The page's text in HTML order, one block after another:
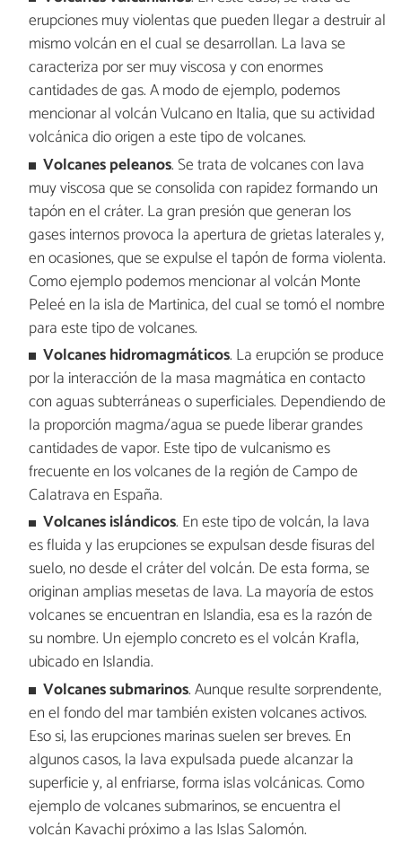
erupciones muy violentas que pueden llegar a destruir al
mismo volcán en el cual se desarrollan. La lava se
caracteriza por ser muy viscosa y con enormes
cantidades de gas. A modo de ejemplo, podemos
mencionar al volcán Vulcano en Italia, que su actividad
volcánica dio origen a este tipo de volcanes.
Volcanes peleanos. Se trata de volcanes con lava
muy viscosa que se consolida con rapidez formando un
tapón en el cráter. La gran presión que generan los
gases internos provoca la apertura de grietas laterales y,
en ocasiones, que se expulse el tapón de forma violenta.
Como ejemplo podemos mencionar al volcán Monte
Peleé en la isla de Martinica, del cual se tomó el nombre
para este tipo de volcanes.
Volcanes hidromagmáticos. La erupción se produce
por la interacción de la masa magmática en contacto
con aguas subterráneas o superficiales. Dependiendo de
la proporción magma/agua se puede liberar grandes
cantidades de vapor. Este tipo de vulcanismo es
frecuente en los volcanes de la región de Campo de
Calatrava en España.
Volcanes islándicos. En este tipo de volcán, la lava
es fluida y las erupciones se expulsan desde fisuras del
suelo, no desde el cráter del volcán. De esta forma, se
originan amplias mesetas de lava. La mayoría de estos
volcanes se encuentran en Islandia, esa es la razón de
su nombre. Un ejemplo concreto es el volcán Krafla,
ubicado en Islandia.
Volcanes submarinos. Aunque resulte sorprendente,
en el fondo del mar también existen volcanes activos.
Eso si, las erupciones marinas suelen ser breves. En
algunos casos, la lava expulsada puede alcanzar la
superficie y, al enfriarse, forma islas volcánicas. Como
ejemplo de volcanes submarinos, se encuentra el
volcán Kavachi próximo a las Islas Salomón.